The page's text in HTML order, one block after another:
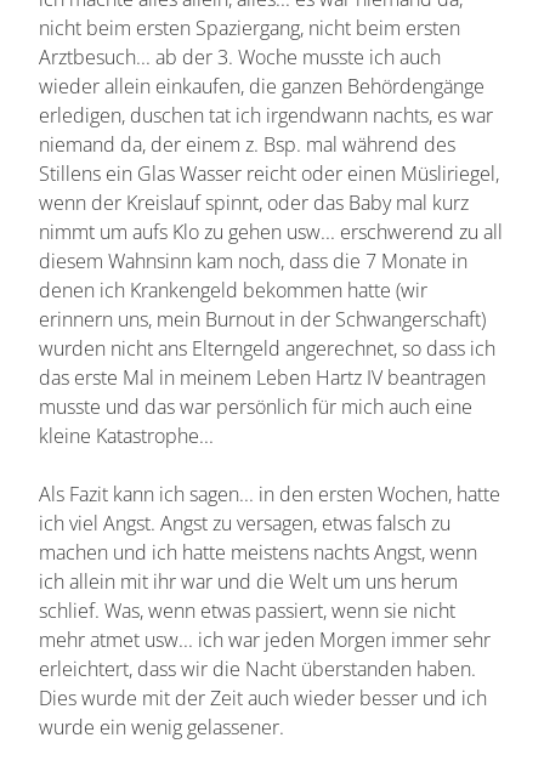
nicht beim ersten Spaziergang, nicht beim ersten
Arztbesuch... ab der 3. Woche musste ich auch
wieder allein einkaufen, die ganzen Behördengänge
erledigen, duschen tat ich irgendwann nachts, es war
niemand da, der einem z. Bsp. mal während des
Stillens ein Glas Wasser reicht oder einen Müsliriegel,
wenn der Kreislauf spinnt, oder das Baby mal kurz
nimmt um aufs Klo zu gehen usw... erschwerend zu all
diesem Wahnsinn kam noch, dass die 7 Monate in
denen ich Krankengeld bekommen hatte (wir
erinnern uns, mein Burnout in der Schwangerschaft)
wurden nicht ans Elterngeld angerechnet, so dass ich
das erste Mal in meinem Leben Hartz IV beantragen
musste und das war persönlich für mich auch eine
kleine Katastrophe...
Als Fazit kann ich sagen... in den ersten Wochen, hatte
ich viel Angst. Angst zu versagen, etwas falsch zu
machen und ich hatte meistens nachts Angst, wenn
ich allein mit ihr war und die Welt um uns herum
schlief. Was, wenn etwas passiert, wenn sie nicht
mehr atmet usw... ich war jeden Morgen immer sehr
erleichtert, dass wir die Nacht überstanden haben.
Dies wurde mit der Zeit auch wieder besser und ich
wurde ein wenig gelassener.